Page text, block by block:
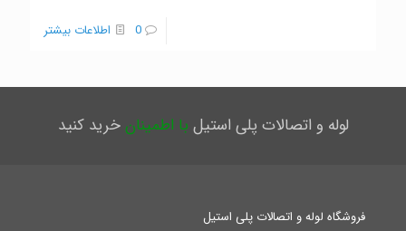
0 اطلاعات بیشتر
لوله و اتصالات پلی استیل با اطمینانخرید کنید
فروشگاه لوله و اتصالات پلی استیل